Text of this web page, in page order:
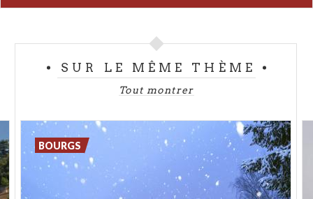
font du bourg un endroit magique.
Dégustez un plat typique, comme les casoncellis ou
la spongada, une bonne focaccia. Aventurez-vous
ensuite le long du Vaso del Re, un parcours
pédagogique qui longe le canal autrefois utilisé par
SUR LE MÊME THÈME
Tout montrer
BOURGS